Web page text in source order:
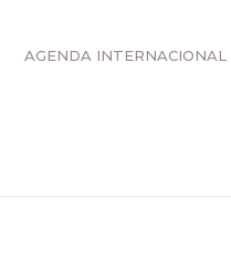
AGENDA INTERNACIONAL